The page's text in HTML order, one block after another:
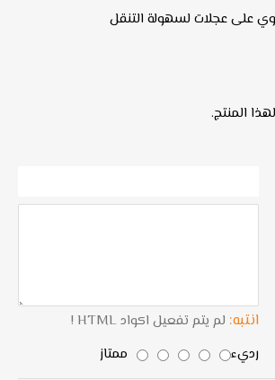
على عجلات لسهولة التنقل
المنتج.
انتبه: لم يتم تفعيل اكواد HTML !
رديء ممتاز